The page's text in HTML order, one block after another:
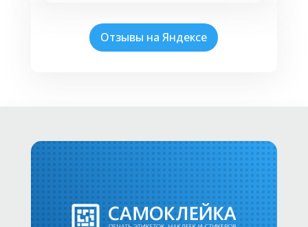
Отзывы на Яндексе